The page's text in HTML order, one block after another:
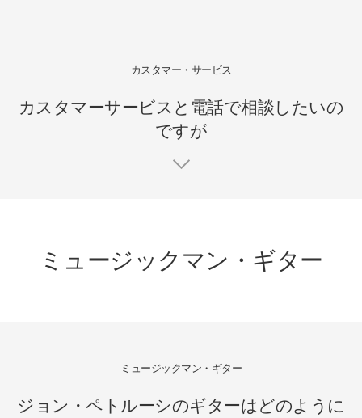
カスタマー・サービス
カスタマーサービスと電話で相談したいの
ですが
ミュージックマン・ギター
ミュージックマン・ギター
ジョン・ペトルーシのギターはどのように